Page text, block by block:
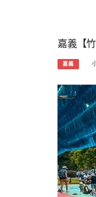
嘉義【
嘉義